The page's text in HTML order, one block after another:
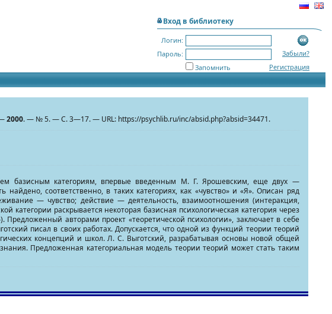
Вход в библиотеку
Логин:
Пароль:
Забыли?
Регистрация
Запомнить
—2000. — № 5. — С. 3—17. — URL: https://psychlib.ru/inc/absid.php?absid=34471.
базисным категориям, впервые введенным М. Г. Ярошевским, еще двух —
соответственно, в таких категориях, как «чувство» и «Я». Описан ряд
— чувство; действие — деятельность, взаимоотношения (интеракция,
раскрывается некоторая базисная психологическая категория через
авторами проект «теоретической психологии», заключает в себе
писал в своих работах. Допускается, что одной из функций теории теорий
концепций и школ. Л. С. Выготский, разрабатывая основы новой общей
Предложенная категориальная модель теории теорий может стать таким